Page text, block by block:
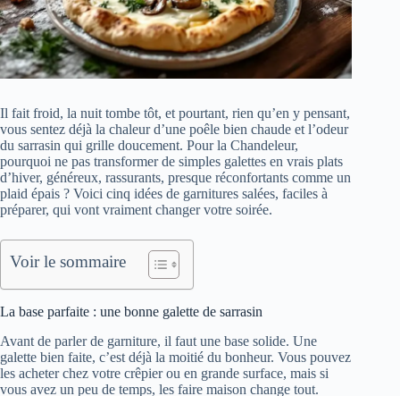
Il fait froid, la nuit tombe tôt, et pourtant, rien qu’en y pensant,
vous sentez déjà la chaleur d’une poêle bien chaude et l’odeur
du sarrasin qui grille doucement. Pour la Chandeleur,
pourquoi ne pas transformer de simples galettes en vrais plats
d’hiver, généreux, rassurants, presque réconfortants comme un
plaid épais ? Voici cinq idées de garnitures salées, faciles à
préparer, qui vont vraiment changer votre soirée.
Voir le sommaire
La base parfaite : une bonne galette de sarrasin
Avant de parler de garniture, il faut une base solide. Une
galette bien faite, c’est déjà la moitié du bonheur. Vous pouvez
les acheter chez votre crêpier ou en grande surface, mais si
vous avez un peu de temps, les faire maison change tout.